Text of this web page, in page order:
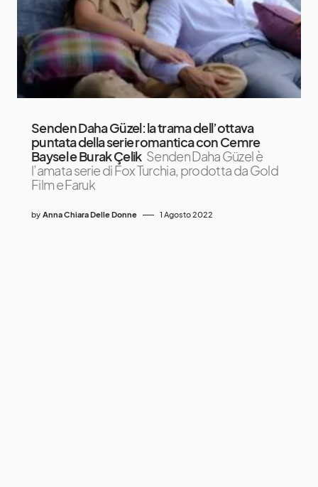
Senden Daha Güzel: la trama dell’ottava
puntata della serie romantica con Cemre
Baysel e Burak Çelik Senden Daha Güzel è
l’amata serie di Fox Turchia, prodotta da Gold
Film e Faruk
by Anna Chiara Delle Donne 1 Agosto 2022